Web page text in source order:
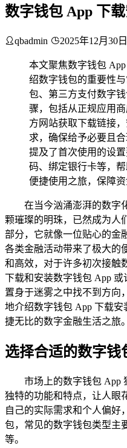
数字钱包 App 下
qbadmin 2025年12月30
本文聚焦数字钱包
绍数字钱包的重要性
包、第三方支付数字
骤，包括从正规应用
方网站获取下载链接
求，确保给予必要且
提及了首次使用的设
码、绑定银行卡等，
便捷使用之旅，保障资
在当今汹涌澎湃的数字
颗璀璨的明珠，已然成为人
部分，它就像一位贴心的金
各类金融活动带来了极大的
和高效，对于许多初次接触
下载和安装数字钱包 App
置身于迷雾之中找不到方向
地介绍数字钱包 App 下载
捷无比的数字金融生活之旅。
选择合适的数字钱
市场上的数字钱包 App
独特的功能和特点，让人眼
自己的实际需求和个人偏好
包，常见的数字钱包类型主
等。